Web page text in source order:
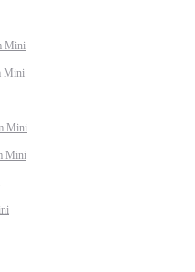
Mini
Mini
Mini
Mini